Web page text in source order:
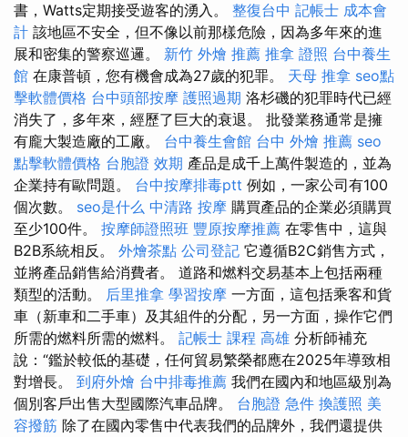
書，Watts定期接受遊客的湧入。 整復台中 記帳士 成本會
計 該地區不安全，但不像以前那樣危險，因為多年來的進
展和密集的警察巡邏。 新竹 外燴 推薦 推拿 證照 台中養生
館 在康普頓，您有機會成為27歲的犯罪。 天母 推拿 seo點
擊軟體價格 台中頭部按摩 護照過期 洛杉磯的犯罪時代已經
消失了，多年來，經歷了巨大的衰退。 批發業務通常是擁
有龐大製造廠的工廠。 台中養生會館 台中 外燴 推薦 seo
點擊軟體價格 台胞證 效期 產品是成千上萬件製造的，並為
企業持有歐問題。 台中按摩排毒ptt 例如，一家公司有100
個次數。 seo是什么 中清路 按摩 購買產品的企業必須購買
至少100件。 按摩師證照班 豐原按摩推薦 在零售中，這與
B2B系統相反。 外燴茶點 公司登記 它遵循B2C銷售方式，
並將產品銷售給消費者。 道路和燃料交易基本上包括兩種
類型的活動。 后里推拿 學習按摩 一方面，這包括乘客和貨
車（新車和二手車）及其組件的分配，另一方面，操作它們
所需的燃料所需的燃料。 記帳士 課程 高雄 分析師補充
說：“鑑於較低的基礎，任何貿易繁榮都應在2025年導致相
對增長。 到府外燴 台中排毒推薦 我們在國內和地區級別為
個別客戶出售大型國際汽車品牌。 台胞證 急件 換護照 美
容撥筋 除了在國內零售中代表我們的品牌外，我們還提供